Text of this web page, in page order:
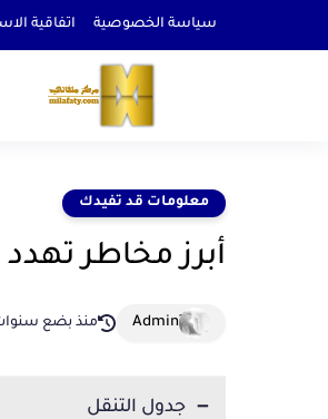
سياسة الخصوصية اتفاقية
معلومات قد تفيدك
أبرز مخاطر
منذ بضع
جدول التنقل